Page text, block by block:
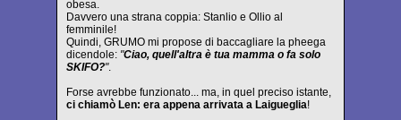
obesa.
Davvero una strana coppia: Stanlio e Ollio al
femminile!
Quindi, GRUMO mi propose di baccagliare la pheega
dicendole: "Ciao, quell'altra è tua mamma o fa solo
SKIFO?".
Forse avrebbe funzionato... ma, in quel preciso istante,
ci chiamò Len: era appena arrivata a Laigueglia!